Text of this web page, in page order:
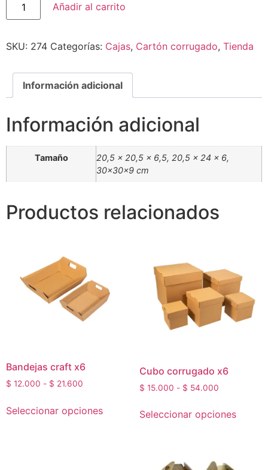
Añadir al carrito
SKU: 274 Categorías: Cajas, Cartón corrugado, Tienda
Información adicional
Información adicional
Tamaño
20,5 x 20,5 x 6,5, 20,5 x 24 x 6,
30x30x9 cm
Productos relacionados
Bandejas craft x6
$ 12.000 - $ 21.600
Seleccionar opciones
Cubo corrugado x6
$ 15.000 - $ 54.000
Seleccionar opciones